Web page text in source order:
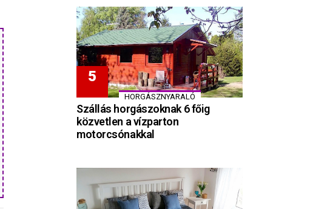
HORGÁSZNYARALÓ
Szállás horgászoknak 6 főig
közvetlen a vízparton
motorcsónakkal